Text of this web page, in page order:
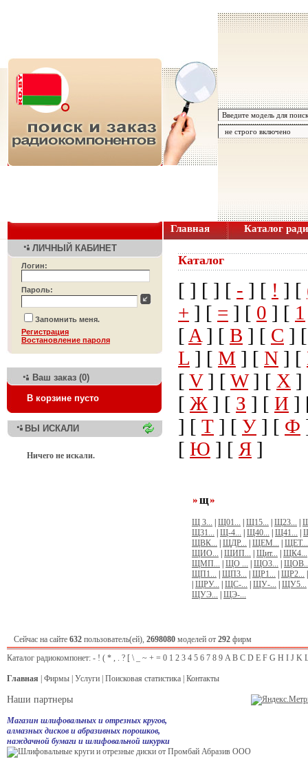
Главная Каталог
ЛИЧНЫЙ КАБИНЕТ
Логин:
Пароль:
Запомнить меня.
Регистрация
Bостановление пароля
Ваш заказ (0)
В корзине пусто
ВЫ ИСКАЛИ
Ничего не искали.
Каталог
[ ] [ ] [ - ] [ ! ] [
+ ] [ = ] [ 0 ] [ 1
[ A ] [ B ] [ C ]
L ] [ M ] [ N ] [
[ V] [ W] [ X ]
[ Ж ] [ З ] [ И ]
] [ Т ] [ У ] [ Ф
[ Ю ] [ Я ]
щ
Щ 3... Щ01... Щ15... Щ23...
Щ31...
Щ-4... Щ40... Щ41...
ЩВК...
ЩДР... ЩЕМ...
ЩЕТ...
ЩИО...
ЩИП... Щит... ЩК4...
ЩМП...
ЩО ... ЩО3...
ЩП1...
ЩП3... ЩР1... ЩР2...
ЩРУ... ЩС-... ЩУ-... ЩУ5...
ЩУЭ...
ЩЭ-...
Сейчас на сайте 632 пользователь(ей), 2698080 моделей от 292 фирм
Каталог радиокомпонет: - ! ( * , . ? [ \ ~ + = 0 1 2 3 4 5 6 7 8 9 A B C D E F G H I J K
Главная Фирмы Услуги Поисковая статистика Контакты
Наши партнеры
Магазин шлифовальных и отрезных кругов,
алмазных дисков и абразивных порошков,
наждачной бумаги и шлифовальной шкурки